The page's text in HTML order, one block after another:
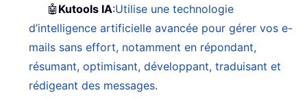
🤖 Kutools IA:Utilise une technologie
d’intelligence artificielle avancée pour gérer vos e-
mails sans effort, notamment en répondant,
résumant, optimisant, développant, traduisant et
rédigeant des messages.